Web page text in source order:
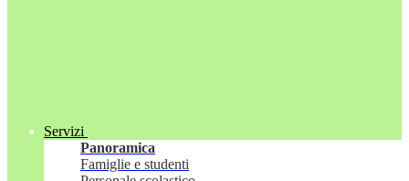
Servizi
Panoramica
Famiglie e studenti